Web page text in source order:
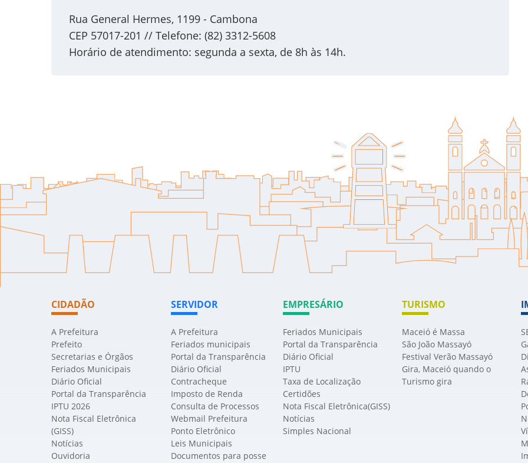
Rua General Hermes, 1199 - Cambona
CEP 57017-201 // Telefone: (82) 3312-5608
Horário de atendimento: segunda a sexta, de 8h às 14h.
CIDADÃO
A Prefeitura
Prefeito
Secretarias e Órgãos
Feriados Municipais
Diário Oficial
Portal da Transparência
IPTU 2026
Nota Fiscal Eletrônica
(GISS)
Notícias
Ouvidoria
SERVIDOR
A Prefeitura
Feriados municipais
Portal da Transparência
Diário Oficial
Contracheque
Imposto de Renda
Consulta de Processos
Webmail Prefeitura
Ponto Eletrônico
Leis Municipais
Documentos para posse
EMPRESÁRIO
Feriados Municipais
Portal da Transparência
Diário Oficial
IPTU
Taxa de Localização
Certidões
Nota Fiscal Eletrônica(GISS)
Notícias
Simples Nacional
TURISMO
Maceió é Massa
São João Massayó
Festival Verão Massayó
Gira, Maceió quando o
Turismo gira